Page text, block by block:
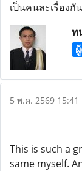
เป็นคนละเรื่องกั
ท
5 พ.ค. 2569 15:41
This is such a
same myself.